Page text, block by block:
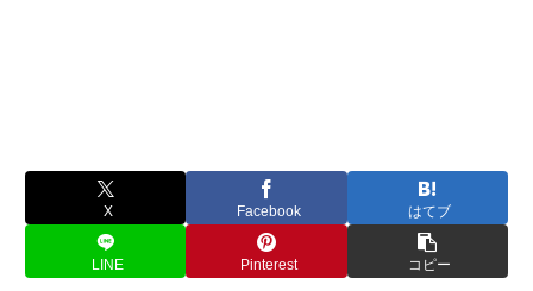
X Facebook はてブ
LINE Pinterest コピー